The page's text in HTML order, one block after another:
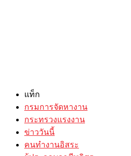
แท็ก
กรมการจัดหางาน
กระทรวงแรงงาน
ข่าววันนี้
คนทำงานอิสระ